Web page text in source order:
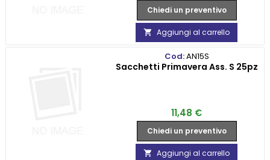
Chiedi un preventivo
 Aggiungi al carrello
Cod:AN15S
Sacchetti Primavera Ass. S 25pz
Prezzo
11,48 €
Chiedi un preventivo
 Aggiungi al carrello